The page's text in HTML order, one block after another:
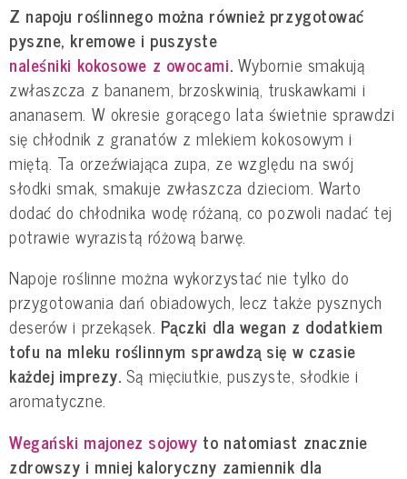
Z napoju roślinnego można również przygotować
pyszne, kremowe i puszyste
naleśniki kokosowe z owocami. Wybornie smakują
zwłaszcza z bananem, brzoskwinią, truskawkami i
ananasem. W okresie gorącego lata świetnie sprawdzi
się chłodnik z granatów z mlekiem kokosowym i
miętą. Ta orzeźwiająca zupa, ze względu na swój
słodki smak, smakuje zwłaszcza dzieciom. Warto
dodać do chłodnika wodę różaną, co pozwoli nadać tej
potrawie wyrazistą różową barwę.
Napoje roślinne można wykorzystać nie tylko do
przygotowania dań obiadowych, lecz także pysznych
deserów i przekąsek. Pączki dla wegan z dodatkiem
tofu na mleku roślinnym sprawdzą się w czasie
każdej imprezy. Są mięciutkie, puszyste, słodkie i
aromatyczne.
Wegański majonez sojowy to natomiast znacznie
zdrowszy i mniej kaloryczny zamiennik dla